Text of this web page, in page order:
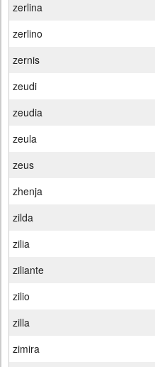
zerlina
zerlino
zernis
zeudi
zeudia
zeula
zeus
zhenja
zilda
zilia
ziliante
zilio
zilla
zimira